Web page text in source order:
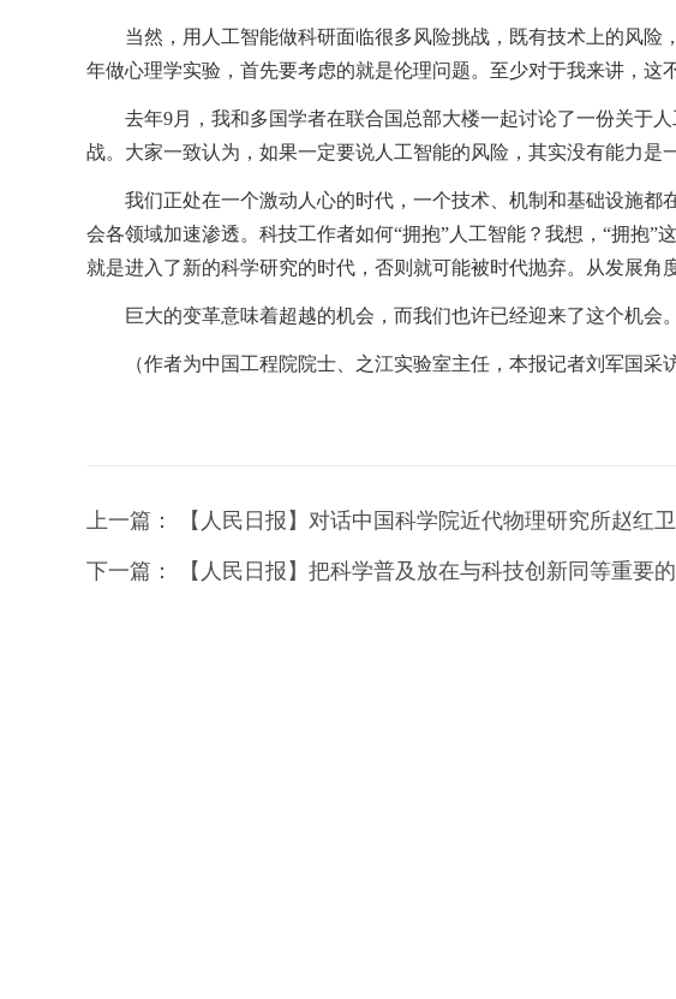
当然，用人工智能做科研面临很多风险挑战，既有技术上的风
年做心理学实验，首先要考虑的就是伦理问题。至少对于我来讲，这
去年9月，我和多国学者在联合国总部大楼一起讨论了一份关于
战。大家一致认为，如果一定要说人工智能的风险，其实没有能力是
我们正处在一个激动人心的时代，一个技术、机制和基础设施
会各领域加速渗透。科技工作者如何“拥抱”人工智能？我想，“拥抱
就是进入了新的科学研究的时代，否则就可能被时代抛弃。从发展角
巨大的变革意味着超越的机会，而我们也许已经迎来了这个机会。
（作者为中国工程院院士、之江实验室主任，本报记者刘军国采
上一篇： 【人民日报】对话中国科学院近代物理研究所赵
下一篇： 【人民日报】把科学普及放在与科技创新同等重要